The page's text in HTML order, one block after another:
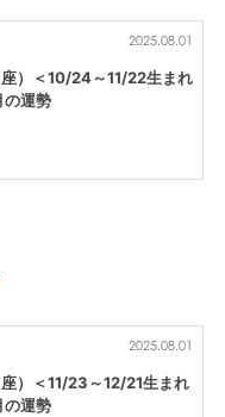
2025.08.01
）＜10/24～11/22生まれ
運勢
2025.08.01
）＜11/23～12/21生まれ
運勢